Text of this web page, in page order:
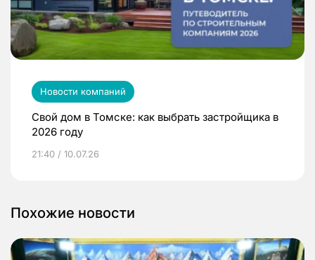
Новости компаний
Свой дом в Томске: как выбрать застройщика в
2026 году
21:40 / 10.07.26
Похожие новости